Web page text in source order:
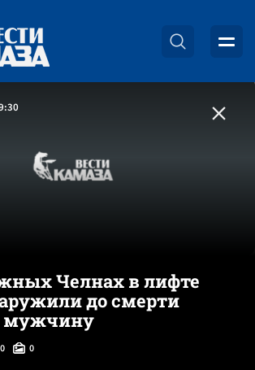
Челнах в лифте
до смерти
мужчину
0 0